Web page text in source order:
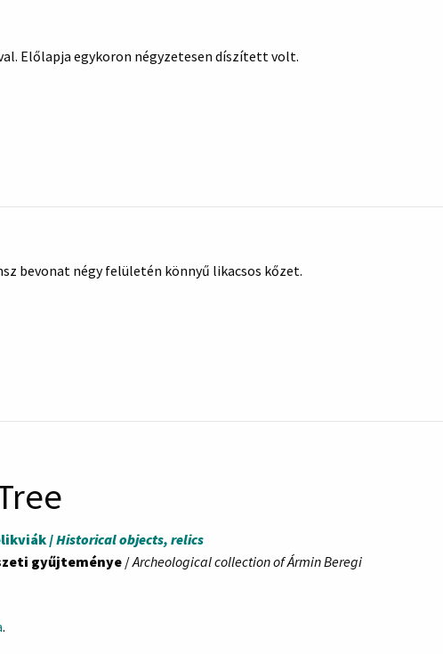
Előlapja egykoron négyzetesen díszített volt.
bevonat négy felületén könnyű likacsos kőzet.
/Historical objects, relics
gyűjteménye /Archeological collection of Ármin Beregi
.